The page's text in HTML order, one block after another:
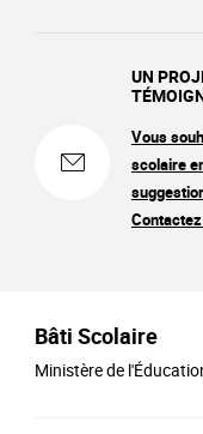
UN
Vous
scolaire
Bâti Scolaire
Ministère de